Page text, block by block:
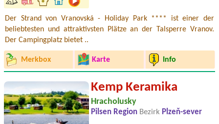
Der Strand von Vranovská - Holiday Park **** ist einer der
beliebtesten und attraktivsten Plätze an der Talsperre Vranov.
Der Campingplatz bietet ..
Merkbox Karte Info
Kemp Keramika
Hracholusky
Pilsen Region Bezirk Plzeň-sever